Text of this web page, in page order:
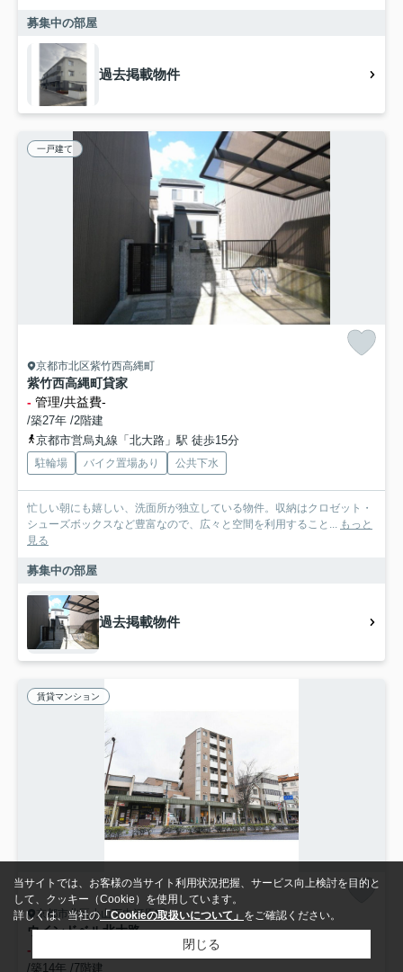
募集中の部屋
過去掲載物件
一戸建て
京都市北区紫竹西高縄町
紫竹西高縄町貸家
- 管理/共益費-
/築27年 /2階建
京都市営烏丸線「北大路」駅 徒歩15分
駐輪場 バイク置場あり 公共下水
忙しい朝にも嬉しい、洗面所が独立している物件。収納はクロゼット・
シューズボックスなど豊富なので、広々と空間を利用すること...
もっと
見る
募集中の部屋
過去掲載物件
賃貸マンション
京都市北区小山下内河原町
ウインドベル北大路
-
/築14年 /7階建
当サイトでは、お客様の当サイト利用状況把握、サービス向上検討を目的と
して、クッキー（Cookie）を使用しています。
詳しくは、当社の「Cookieの取扱いについて」 をご確認ください。
閉じる